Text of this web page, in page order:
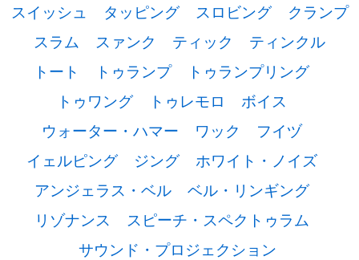
スイッシュ
タッピング スロビング
クランプ
スラム
スァンク ティック
ティンクル
トート
トゥランプ
トゥランプリング
トゥワング
トゥレモロ
ボイス
ウォーター・ハマー
ワック
フイヅ
イェルピング
ジング
ホワイト・ノイズ
アンジェラス・ベル
ベル・リンギング
リゾナンス
スピーチ・スペクトゥラム
サウンド・プロジェクション